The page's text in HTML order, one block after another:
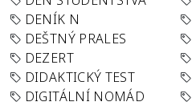
DENÍK N
DEŠTNÝ PRALES
DEZERT
DIDAKTICKÝ TEST
DIGITÁLNÍ NOMÁD